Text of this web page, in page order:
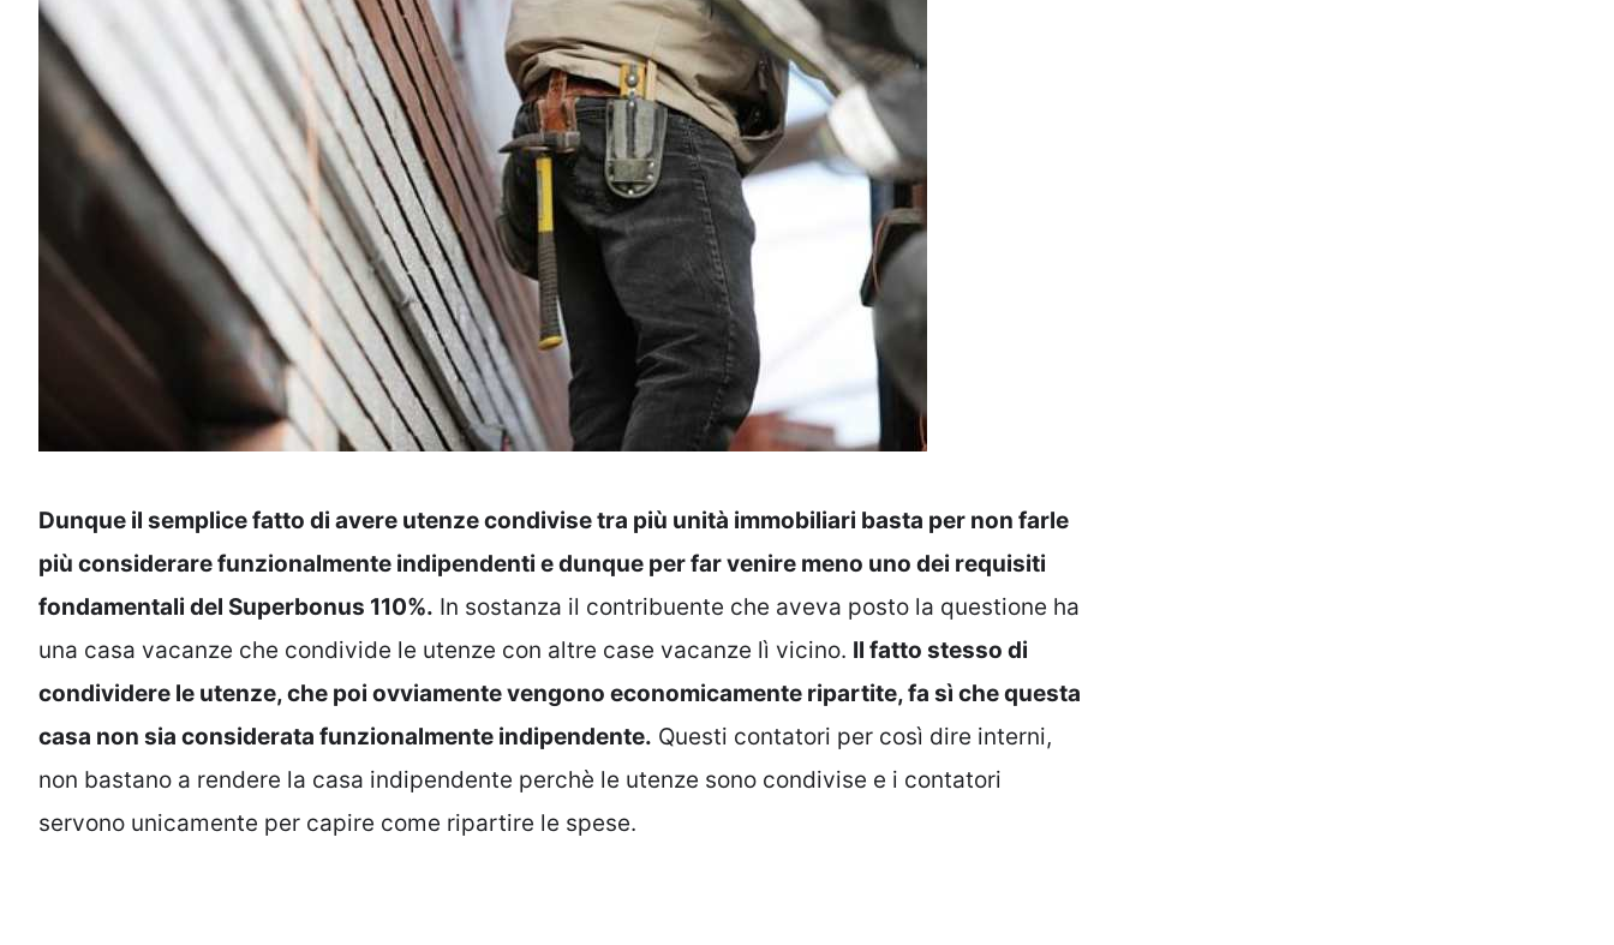
Dunque il semplice fatto di avere utenze condivise tra più unità immobiliari basta per non farle
più considerare funzionalmente indipendenti e dunque per far venire meno uno dei requisiti
fondamentali del Superbonus 110%. In sostanza il contribuente che aveva posto la questione ha
una casa vacanze che condivide le utenze con altre case vacanze lì vicino. Il fatto stesso di
condividere le utenze, che poi ovviamente vengono economicamente ripartite, fa sì che questa
casa non sia considerata funzionalmente indipendente. Questi contatori per così dire interni,
non bastano a rendere la casa indipendente perchè le utenze sono condivise e i contatori
servono unicamente per capire come ripartire le spese.